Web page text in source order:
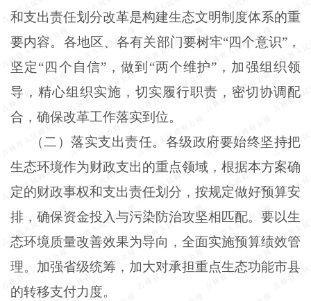
和支出责任划分改革是构建生态文明制度体系的重
要内容。各地区、各有关部门要树牢“四个意识”，
坚定“四个自信”，做到“两个维护”，加强组织领
导，精心组织实施，切实履行职责，密切协调配
合，确保改革工作落实到位。
（二）落实支出责任。各级政府要始终坚持把
生态环境作为财政支出的重点领域，根据本方案确
定的财政事权和支出责任划分，按规定做好预算安
排，确保资金投入与污染防治攻坚相匹配。要以生
态环境质量改善效果为导向，全面实施预算绩效管
理。加强省级统筹，加大对承担重点生态功能市县
的转移支付力度。